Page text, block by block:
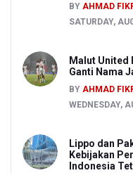
BY AHMAD
SATURDAY,
Malut United
Ganti Nama
BY AHMAD
WEDNESDAY,
Lippo dan
Kebijakan
Indonesia